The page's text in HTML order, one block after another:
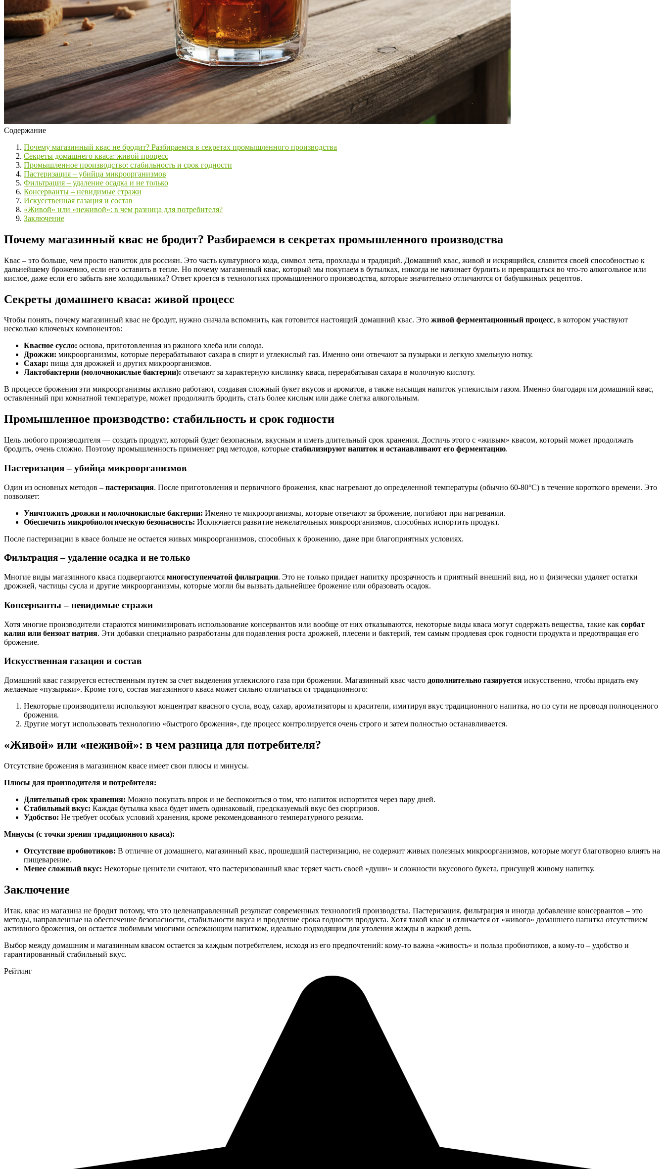
Содержание
Почему магазинный квас не бродит? Разбираемся в секретах промышленного производства
Секреты домашнего кваса: живой процесс
Промышленное производство: стабильность и срок годности
Пастеризация – убийца микроорганизмов
Фильтрация – удаление осадка и не только
Консерванты – невидимые стражи
Искусственная газация и состав
«Живой» или «неживой»: в чем разница для потребителя?
Заключение
Почему магазинный квас не бродит? Разбираемся в секретах промышленного производства
Квас – это больше, чем просто напиток для россиян. Это часть культурного кода, символ лета, прохлады и традиций. Домашний квас, живой и искрящийся, славится своей способностью к
дальнейшему брожению, если его оставить в тепле. Но почему магазинный квас, который мы покупаем в бутылках, никогда не начинает бурлить и превращаться во что-то алкогольное или
кислое, даже если его забыть вне холодильника? Ответ кроется в технологиях промышленного производства, которые значительно отличаются от бабушкиных рецептов.
Секреты домашнего кваса: живой процесс
Чтобы понять, почему магазинный квас не бродит, нужно сначала вспомнить, как готовится настоящий домашний квас. Это живой ферментационный процесс, в котором участвуют
несколько ключевых компонентов:
Квасное сусло: основа, приготовленная из ржаного хлеба или солода.
Дрожжи: микроорганизмы, которые перерабатывают сахара в спирт и углекислый газ. Именно они отвечают за пузырьки и легкую хмельную нотку.
Сахар: пища для дрожжей и других микроорганизмов.
Лактобактерии (молочнокислые бактерии): отвечают за характерную кислинку кваса, перерабатывая сахара в молочную кислоту.
В процессе брожения эти микроорганизмы активно работают, создавая сложный букет вкусов и ароматов, а также насыщая напиток углекислым газом. Именно благодаря им домашний квас,
оставленный при комнатной температуре, может продолжить бродить, стать более кислым или даже слегка алкогольным.
Промышленное производство: стабильность и срок годности
Цель любого производителя — создать продукт, который будет безопасным, вкусным и иметь длительный срок хранения. Достичь этого с «живым» квасом, который может продолжать
бродить, очень сложно. Поэтому промышленность применяет ряд методов, которые стабилизируют напиток и останавливают его ферментацию.
Пастеризация – убийца микроорганизмов
Один из основных методов – пастеризация. После приготовления и первичного брожения, квас нагревают до определенной температуры (обычно 60-80°C) в течение короткого времени. Это
позволяет:
Уничтожить дрожжи и молочнокислые бактерии: Именно те микроорганизмы, которые отвечают за брожение, погибают при нагревании.
Обеспечить микробиологическую безопасность: Исключается развитие нежелательных микроорганизмов, способных испортить продукт.
После пастеризации в квасе больше не остается живых микроорганизмов, способных к брожению, даже при благоприятных условиях.
Фильтрация – удаление осадка и не только
Многие виды магазинного кваса подвергаются многоступенчатой фильтрации. Это не только придает напитку прозрачность и приятный внешний вид, но и физически удаляет остатки
дрожжей, частицы сусла и другие микроорганизмы, которые могли бы вызвать дальнейшее брожение или образовать осадок.
Консерванты – невидимые стражи
Хотя многие производители стараются минимизировать использование консервантов или вообще от них отказываются, некоторые виды кваса могут содержать вещества, такие как сорбат
калия или бензоат натрия. Эти добавки специально разработаны для подавления роста дрожжей, плесени и бактерий, тем самым продлевая срок годности продукта и предотвращая его
брожение.
Искусственная газация и состав
Домашний квас газируется естественным путем за счет выделения углекислого газа при брожении. Магазинный квас часто дополнительно газируется искусственно, чтобы придать ему
желаемые «пузырьки». Кроме того, состав магазинного кваса может сильно отличаться от традиционного:
Некоторые производители используют концентрат квасного сусла, воду, сахар, ароматизаторы и красители, имитируя вкус традиционного напитка, но по сути не проводя полноценного
брожения.
Другие могут использовать технологию «быстрого брожения», где процесс контролируется очень строго и затем полностью останавливается.
«Живой» или «неживой»: в чем разница для потребителя?
Отсутствие брожения в магазинном квасе имеет свои плюсы и минусы.
Плюсы для производителя и потребителя:
Длительный срок хранения: Можно покупать впрок и не беспокоиться о том, что напиток испортится через пару дней.
Стабильный вкус: Каждая бутылка кваса будет иметь одинаковый, предсказуемый вкус без сюрпризов.
Удобство: Не требует особых условий хранения, кроме рекомендованного температурного режима.
Минусы (с точки зрения традиционного кваса):
Отсутствие пробиотиков: В отличие от домашнего, магазинный квас, прошедший пастеризацию, не содержит живых полезных микроорганизмов, которые могут благотворно влиять на
пищеварение.
Менее сложный вкус: Некоторые ценители считают, что пастеризованный квас теряет часть своей «души» и сложности вкусового букета, присущей живому напитку.
Заключение
Итак, квас из магазина не бродит потому, что это целенаправленный результат современных технологий производства. Пастеризация, фильтрация и иногда добавление консервантов – это
методы, направленные на обеспечение безопасности, стабильности вкуса и продление срока годности продукта. Хотя такой квас и отличается от «живого» домашнего напитка отсутствием
активного брожения, он остается любимым многими освежающим напитком, идеально подходящим для утоления жажды в жаркий день.
Выбор между домашним и магазинным квасом остается за каждым потребителем, исходя из его предпочтений: кому-то важна «живость» и польза пробиотиков, а кому-то – удобство и
гарантированный стабильный вкус.
Рейтинг